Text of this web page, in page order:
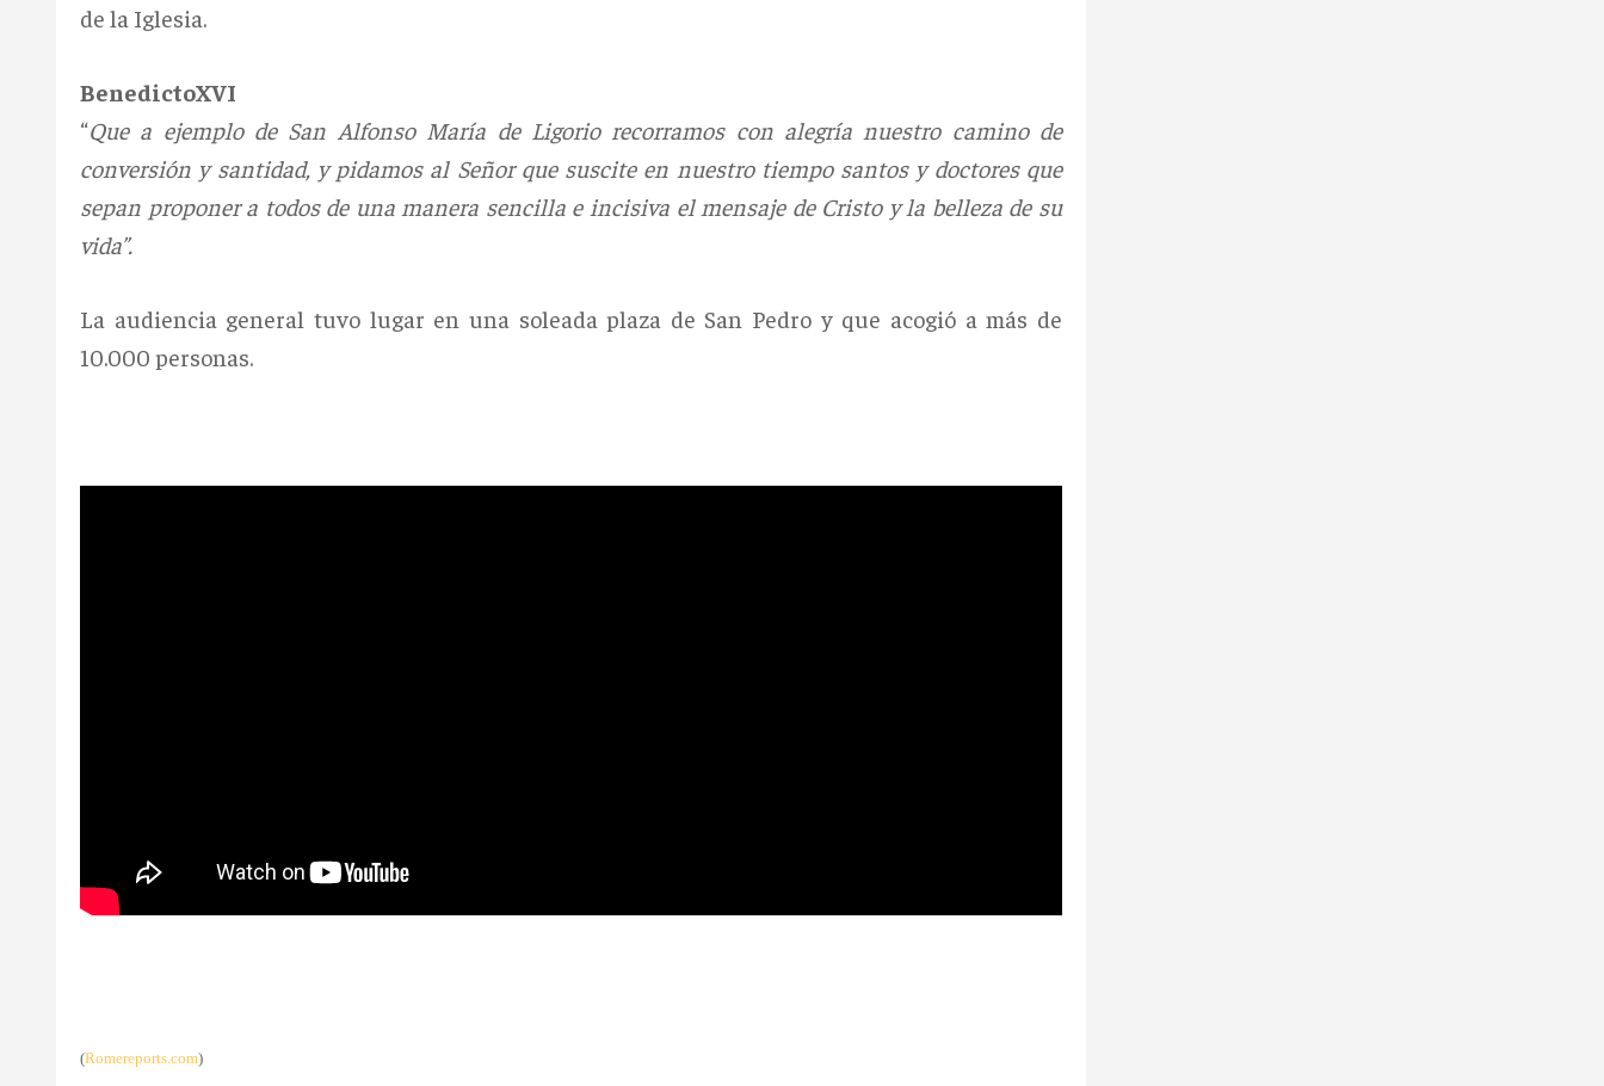
de la Iglesia.
BenedictoXVI
“Que a ejemplo de San Alfonso María de Ligorio recorramos con alegría nuestro camino de
conversión y santidad, y pidamos al Señor que suscite en nuestro tiempo santos y doctores que
sepan proponer a todos de una manera sencilla e incisiva el mensaje de Cristo y la belleza de su
vida”.
La audiencia general tuvo lugar en una soleada plaza de San Pedro y que acogió a más de
10.000 personas.
(Romereports.com)